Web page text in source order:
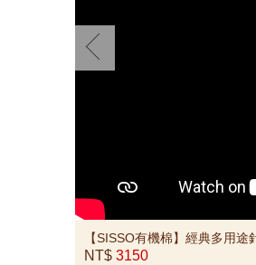
【SISSO有機棉】經典多用途
NT$ 3150